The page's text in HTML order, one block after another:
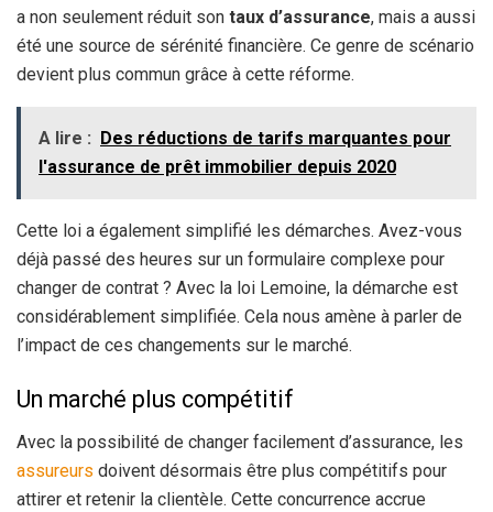
a non seulement réduit son taux d’assurance, mais a aussi
été une source de sérénité financière. Ce genre de scénario
devient plus commun grâce à cette réforme.
A lire : Des réductions de tarifs marquantes pour
l'assurance de prêt immobilier depuis 2020
Cette loi a également simplifié les démarches. Avez-vous
déjà passé des heures sur un formulaire complexe pour
changer de contrat ? Avec la loi Lemoine, la démarche est
considérablement simplifiée. Cela nous amène à parler de
l’impact de ces changements sur le marché.
Un marché plus compétitif
Avec la possibilité de changer facilement d’assurance, les
assureurs doivent désormais être plus compétitifs pour
attirer et retenir la clientèle. Cette concurrence accrue